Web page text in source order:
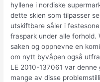
hyllene i nordiske
dette skien som tilpasser
utskiftbare såler i
fraspark under alle forhold.
saken og oppnevne en
om nytt byvåpen også
LE 2010-137061 var
mange av disse